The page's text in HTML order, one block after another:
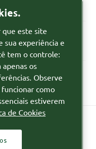
um produto
químicos
que este site
sua experiência e
tem o controle:
os
Observe
como
estiverem
de Cookies